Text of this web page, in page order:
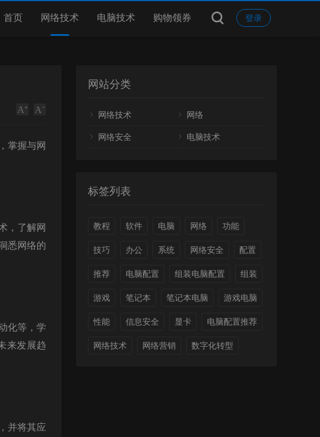
登录
首页 网络技术 电脑技术 购物领券
掌握与网
，了解网
悉网络的
化等，学
来发展趋
并将其应
网站分类
网络技术 网络
网络安全 电脑技术
标签列表
教程 软件 电脑 网络 功能
技巧 办公 系统 网络安全 配置
推荐 电脑配置 组装电脑配置 组装
游戏 笔记本 笔记本电脑 游戏电脑
性能 信息安全 显卡 电脑配置推荐
网络技术 网络营销 数字化转型